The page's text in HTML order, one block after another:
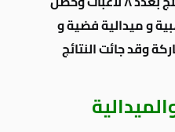
وميداليةفضيةو
وقدجائتالنتائج